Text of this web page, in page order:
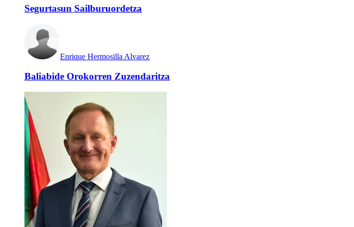
Segurtasun Sailburuordetza
Enrique Hermosilla Alvarez
Baliabide Orokorren Zuzendaritza